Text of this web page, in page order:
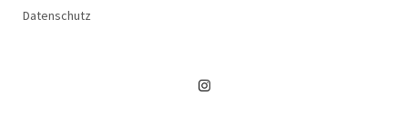
Datenschutz